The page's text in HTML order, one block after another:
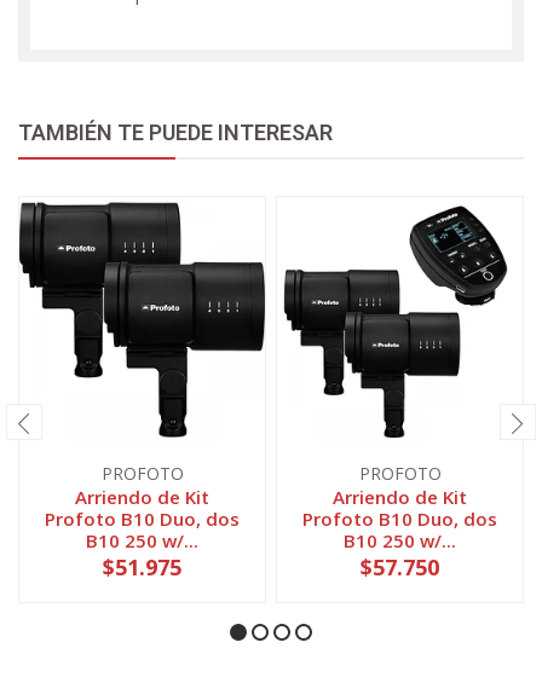
TAMBIÉN TE PUEDE INTERESAR
PROFOTO
Arriendo de Kit
Profoto B10 Duo, dos
B10 250 w/...
$51.975
PROFOTO
Arriendo de Kit
Profoto B10 Duo, dos
B10 250 w/...
$57.750